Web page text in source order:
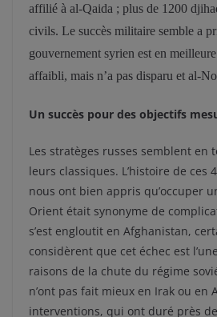
affilié à al-Qaida ; plus de 1200
civils. Le succès militaire semble a
gouvernement syrien est en
affaibli, mais n’a pas disparu et al-
Un succès pour des objectifs
Les stratèges russes semblent en
leurs classiques. L’histoire de ces
nous ont bien appris qu’occuper
Orient était synonyme de
s’est engloutit en Afghanistan,
considèrent que cet échec est
raisons de la chute du régime
n’ont pas fait mieux en Irak ou en
interventions, qui ont duré près